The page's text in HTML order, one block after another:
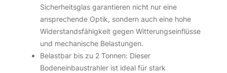
Sicherheitsglas garantieren nicht nur eine
ansprechende Optik, sondern auch eine hohe
Widerstandsfähigkeit gegen Witterungseinflüsse
und mechanische Belastungen.
Belastbar bis zu 2 Tonnen: Dieser
Bodeneinbaustrahler ist ideal für stark